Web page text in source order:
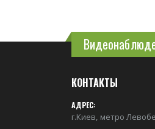
КОНТАКТЫ
АДРЕС:
г.Киев, метро